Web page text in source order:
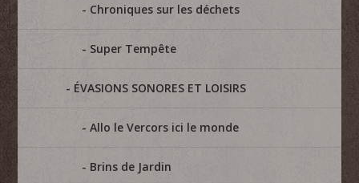
Chroniques sur les déchets
Super Tempête
ÉVASIONS SONORES ET LOISIRS
Allo le Vercors ici le monde
Brins de Jardin